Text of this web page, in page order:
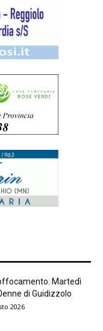
Martedì
di Guidizzolo
2026